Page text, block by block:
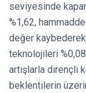
seviyesinde
%1,62,
değer
teknolojileri
artışlarla dirençli
beklentilerin